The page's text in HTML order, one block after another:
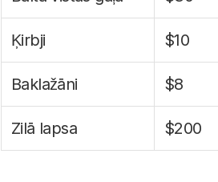
Ķirbji $10
Baklažāni $8
Zilā lapsa $200